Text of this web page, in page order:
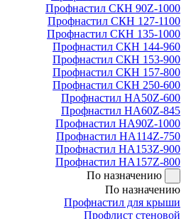
Профнастил СКН 90Z-1000
Профнастил СКН 127-1100
Профнастил СКН 135-1000
Профнастил СКН 144-960
Профнастил СКН 153-900
Профнастил СКН 157-800
Профнастил СКН 250-600
Профнастил НА50Z-600
Профнастил НА60Z-845
Профнастил НА90Z-1000
Профнастил НА114Z-750
Профнастил НА153Z-900
Профнастил НА157Z-800
По назначению
По назначению
Профнастил для крыши
Профлист стеновой